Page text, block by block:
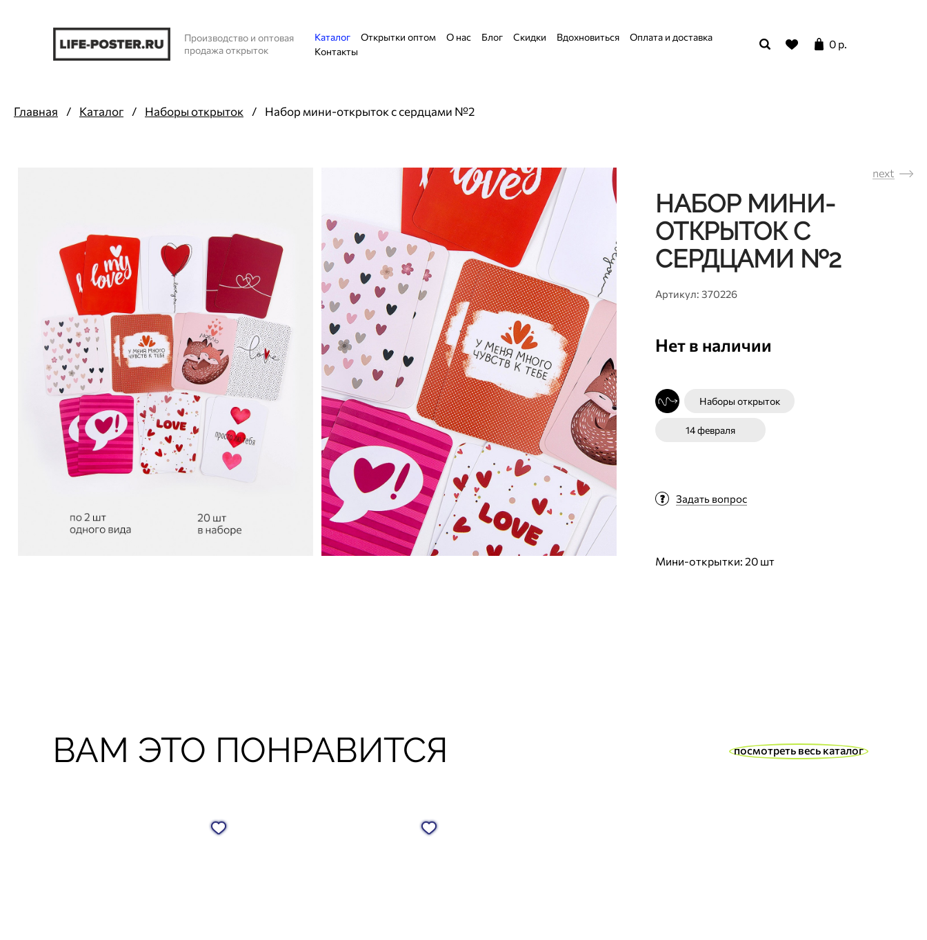
Производство и оптовая
продажа открыток
Каталог Открытки оптом О нас Блог Скидки Вдохновиться
Оплата и доставка
Контакты
0 р.
Главная / Каталог / Наборы открыток / Набор мини-открыток с сердцами №2
next
НАБОР МИНИ-
ОТКРЫТОК С
СЕРДЦАМИ №2
Артикул: 370226
Нет в наличии
Наборы открыток
14 февраля
Задать вопрос
Мини-открытки: 20 шт
ВАМ ЭТО ПОНРАВИТСЯ посмотреть весь каталог